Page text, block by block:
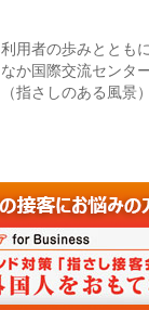
利用者の歩みととも
なか国際交流センタ
（指さしのある風景）